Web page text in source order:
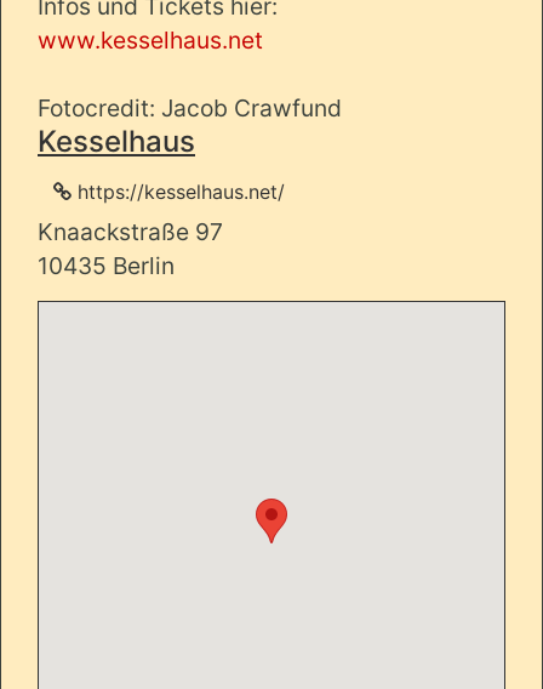
Infos und Tickets hier:
www.kesselhaus.net
Fotocredit: Jacob Crawfund
Kesselhaus
https://kesselhaus.net/
Knaackstraße 97
10435 Berlin